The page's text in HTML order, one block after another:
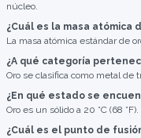
núcleo.
¿Cuál es la masa atómica
La masa atómica estándar de
¿A qué categoría
Oro se clasifica como metal de
¿En qué estado se
Oro es un sólido a 20 °C (68 °F).
¿Cuál es el punto de